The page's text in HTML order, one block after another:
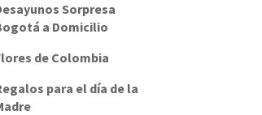
Sorpresa
a Domicilio
de Colombia
para el día de la